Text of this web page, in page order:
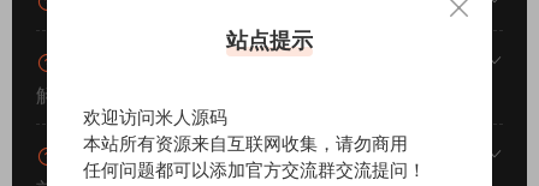
部分服务端程序运行后报错闪退或其他不正常的
解决方法？
我看到网站上的源码软件发布时间已经是很多年
站点提示
欢迎访问米人源码
本站所有资源来自互联网收集，请勿商用
任何问题都可以添加官方交流群交流提问！